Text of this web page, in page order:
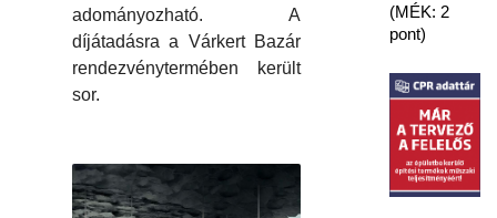
adományozható. A
díjátadásra a Várkert Bazár
rendezvénytermében került
sor.
(MÉK: 2
pont)